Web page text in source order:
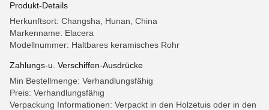
Produkt-Details
Herkunftsort: Changsha, Hunan, China
Markenname: Elacera
Modellnummer: Haltbares keramisches Rohr
Zahlungs-u. Verschiffen-Ausdrücke
Min Bestellmenge: Verhandlungsfähig
Preis: Verhandlungsfähig
Verpackung Informationen: Verpackt in den Holzetuis oder in den